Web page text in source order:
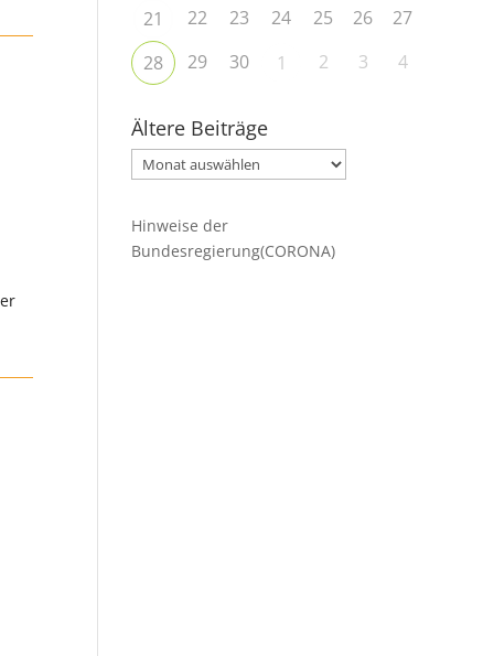
21
22 23 24 25 26
27
28
29 30 1 2 3 4
Ältere Beiträge
Ältere
Beiträge
Hinweise der
Bundesregierung(CORONA)